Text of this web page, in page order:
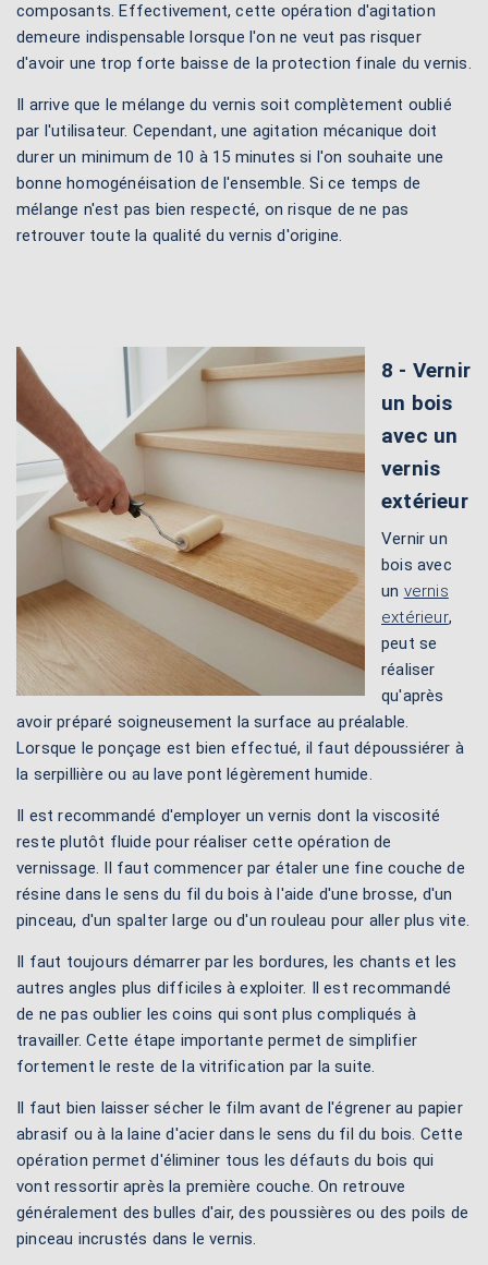
composants. Effectivement, cette opération d'agitation
demeure indispensable lorsque l'on ne veut pas risquer
d'avoir une trop forte baisse de la protection finale du vernis.
Il arrive que le mélange du vernis soit complètement oublié
par l'utilisateur. Cependant, une agitation mécanique doit
durer un minimum de 10 à 15 minutes si l'on souhaite une
bonne homogénéisation de l'ensemble. Si ce temps de
mélange n'est pas bien respecté, on risque de ne pas
retrouver toute la qualité du vernis d'origine.
8 - Vernir
un bois
avec un
vernis
extérieur
Vernir un
bois avec
un vernis
extérieur,
peut se
réaliser
qu'après
avoir préparé soigneusement la surface au préalable.
Lorsque le ponçage est bien effectué, il faut dépoussiérer à
la serpillière ou au lave pont légèrement humide.
Il est recommandé d'employer un vernis dont la viscosité
reste plutôt fluide pour réaliser cette opération de
vernissage. Il faut commencer par étaler une fine couche de
résine dans le sens du fil du bois à l'aide d'une brosse, d'un
pinceau, d'un spalter large ou d'un rouleau pour aller plus vite.
Il faut toujours démarrer par les bordures, les chants et les
autres angles plus difficiles à exploiter. Il est recommandé
de ne pas oublier les coins qui sont plus compliqués à
travailler. Cette étape importante permet de simplifier
fortement le reste de la vitrification par la suite.
Il faut bien laisser sécher le film avant de l'égrener au papier
abrasif ou à la laine d'acier dans le sens du fil du bois. Cette
opération permet d'éliminer tous les défauts du bois qui
vont ressortir après la première couche. On retrouve
généralement des bulles d'air, des poussières ou des poils de
pinceau incrustés dans le vernis.